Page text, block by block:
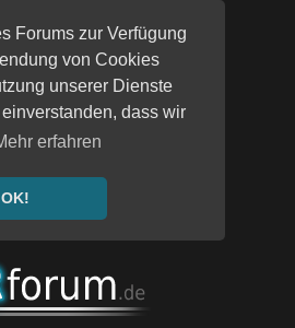
Forums zur Verfügung
von Cookies
unserer Dienste
dass wir
erfahren
OK!